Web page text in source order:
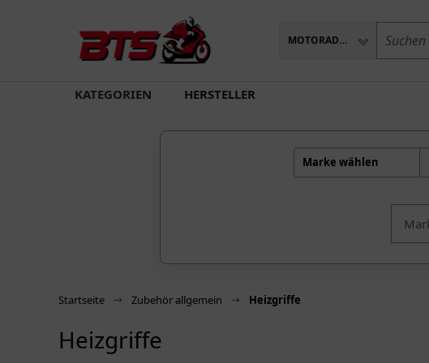
MOTORADTEILE
KATEGORIEN HERSTELLER
Marke wählen
Startseite Zubehör allgemein Heizgriffe
Heizgriffe